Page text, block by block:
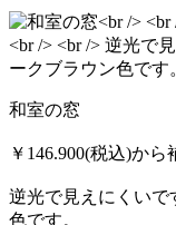
和室の窓
￥146.900(税込)から
逆光で見えにくいで
色です。